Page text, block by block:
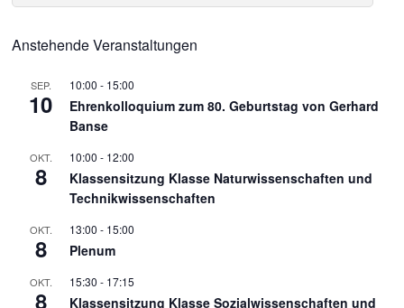
Anstehende Veranstaltungen
SEP.
10
10:00 - 15:00
Ehrenkolloquium zum 80. Geburtstag von Gerhard
Banse
OKT.
8
10:00 - 12:00
Klassensitzung Klasse Naturwissenschaften und
Technikwissenschaften
OKT.
8
13:00 - 15:00
Plenum
OKT.
8
15:30 - 17:15
Klassensitzung Klasse Sozialwissenschaften und